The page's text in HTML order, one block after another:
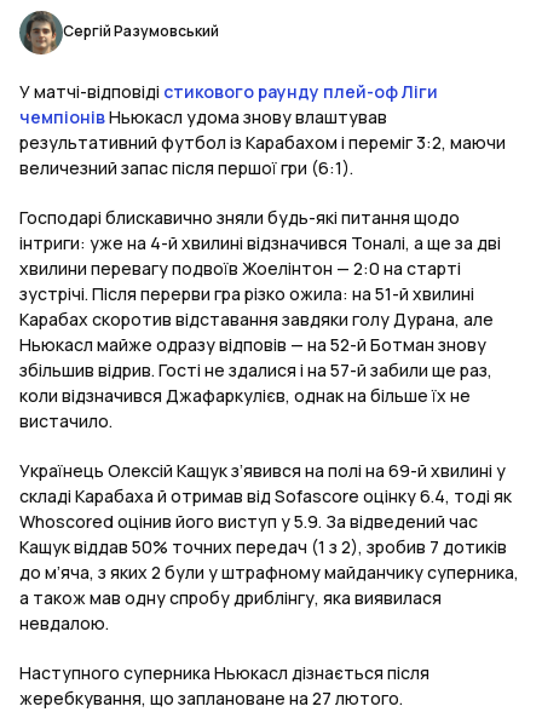
Сергій Разумовський
У матчі-відповіді стикового раунду плей-оф Ліги
чемпіонівНьюкасл удома знову влаштував
результативний футбол із Карабахом і переміг 3:2, маючи
величезний запас після першої гри (6:1).
Господарі блискавично зняли будь-які питання щодо
інтриги: уже на 4-й хвилині відзначився Тоналі, а ще за дві
хвилини перевагу подвоїв Жоелінтон — 2:0 на старті
зустрічі. Після перерви гра різко ожила: на 51-й хвилині
Карабах скоротив відставання завдяки голу Дурана, але
Ньюкасл майже одразу відповів — на 52-й Ботман знову
збільшив відрив. Гості не здалися і на 57-й забили ще раз,
коли відзначився Джафаркулієв, однак на більше їх не
вистачило.
Українець Олексій Кащук з’явився на полі на 69-й хвилині у
складі Карабаха й отримав від Sofascore оцінку 6.4, тоді як
Whoscored оцінив його виступ у 5.9. За відведений час
Кащук віддав 50% точних передач (1 з 2), зробив 7 дотиків
до м’яча, з яких 2 були у штрафному майданчику суперника,
а також мав одну спробу дриблінгу, яка виявилася
невдалою.
Наступного суперника Ньюкасл дізнається після
жеребкування, що заплановане на 27 лютого.